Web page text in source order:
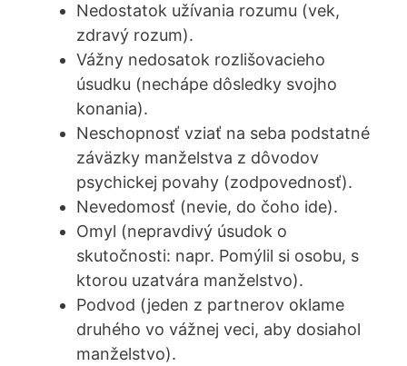
Nedostatok užívania rozumu (vek,
zdravý rozum).
Vážny nedosatok rozlišovacieho
úsudku (nechápe dôsledky svojho
konania).
Neschopnosť vziať na seba podstatné
záväzky manželstva z dôvodov
psychickej povahy (zodpovednosť).
Nevedomosť (nevie, do čoho ide).
Omyl (nepravdivý úsudok o
skutočnosti: napr. Pomýlil si osobu, s
ktorou uzatvára manželstvo).
Podvod (jeden z partnerov oklame
druhého vo vážnej veci, aby dosiahol
manželstvo).